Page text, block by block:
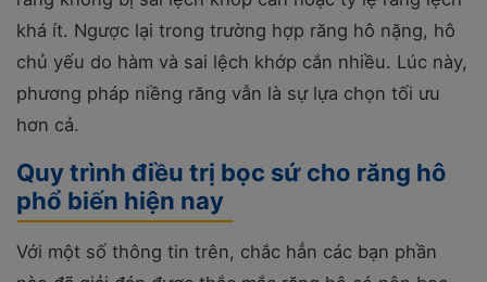
khá ít. Ngược lại trong trường hợp răng hô nặng, hô
chủ yếu do hàm và sai lệch khớp cắn nhiều. Lúc này,
phương pháp niềng răng vẫn là sự lựa chọn tối ưu
hơn cả.
Quy trình điều trị bọc sứ cho răng hô
phổ biến hiện nay
Với một số thông tin trên, chắc hẳn các bạn phần